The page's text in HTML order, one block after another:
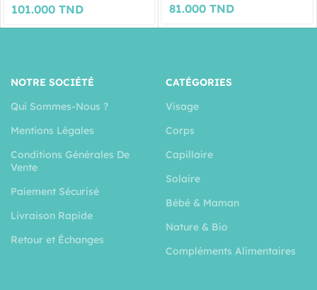
101.000 TND 81.000 TND
NOTRE SOCIÉTÉ
Qui Sommes-Nous ?
Mentions Légales
Conditions Générales De
Vente
Paiement Sécurisé
Livraison Rapide
Retour et Échanges
CATÉGORIES
Visage
Corps
Capillaire
Solaire
Bébé & Maman
Nature & Bio
Compléments Alimentaires